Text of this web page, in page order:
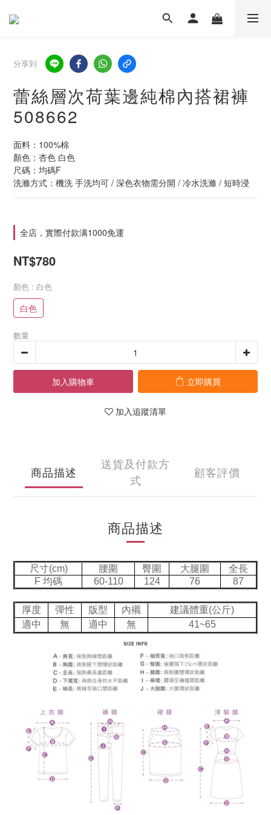
分享到
蕾絲層次荷葉邊純棉內搭裙褲
508662
面料：100%棉
顏色：杏色 白色
尺碼：均碼F
洗滌方式：機洗 手洗均可 / 深色衣物需分開 / 冷水洗滌 / 短時浸
全店，實際付款满1000免運
NT$780
顏色 : 白色
白色
數量
加入購物車 立即購買
加入追蹤清單
商品描述
送貨及付款方
式
顧客評價
商品描述
尺寸(cm) 腰圍 臀圍 大腿圍
全長
F 均碼
60-110 124 76 87
厚度 彈性 版型 內襯
建議體重(公斤)
適中
無 適中 無 41~65